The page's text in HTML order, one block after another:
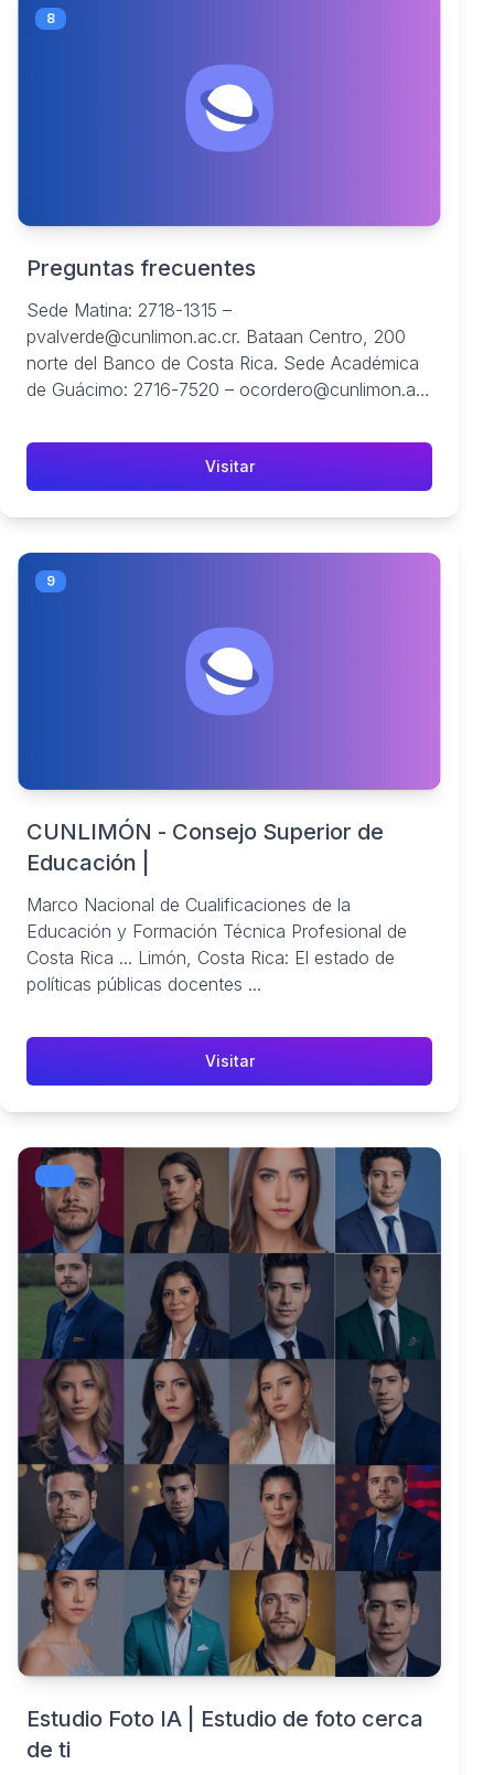
8
Preguntas frecuentes
Sede Matina: 2718-1315 –
pvalverde@cunlimon.ac.cr. Bataan Centro, 200
norte del Banco de Costa Rica. Sede Académica
de Guácimo: 2716-7520 – ocordero@cunlimon.ac
Visitar
9
CUNLIMÓN - Consejo Superior de
Educación |
Marco Nacional de Cualificaciones de la
Educación y Formación Técnica Profesional de
Costa Rica ... Limón, Costa Rica: El estado de
políticas públicas docentes ...
Visitar
Estudio Foto IA | Estudio de foto cerca
de ti